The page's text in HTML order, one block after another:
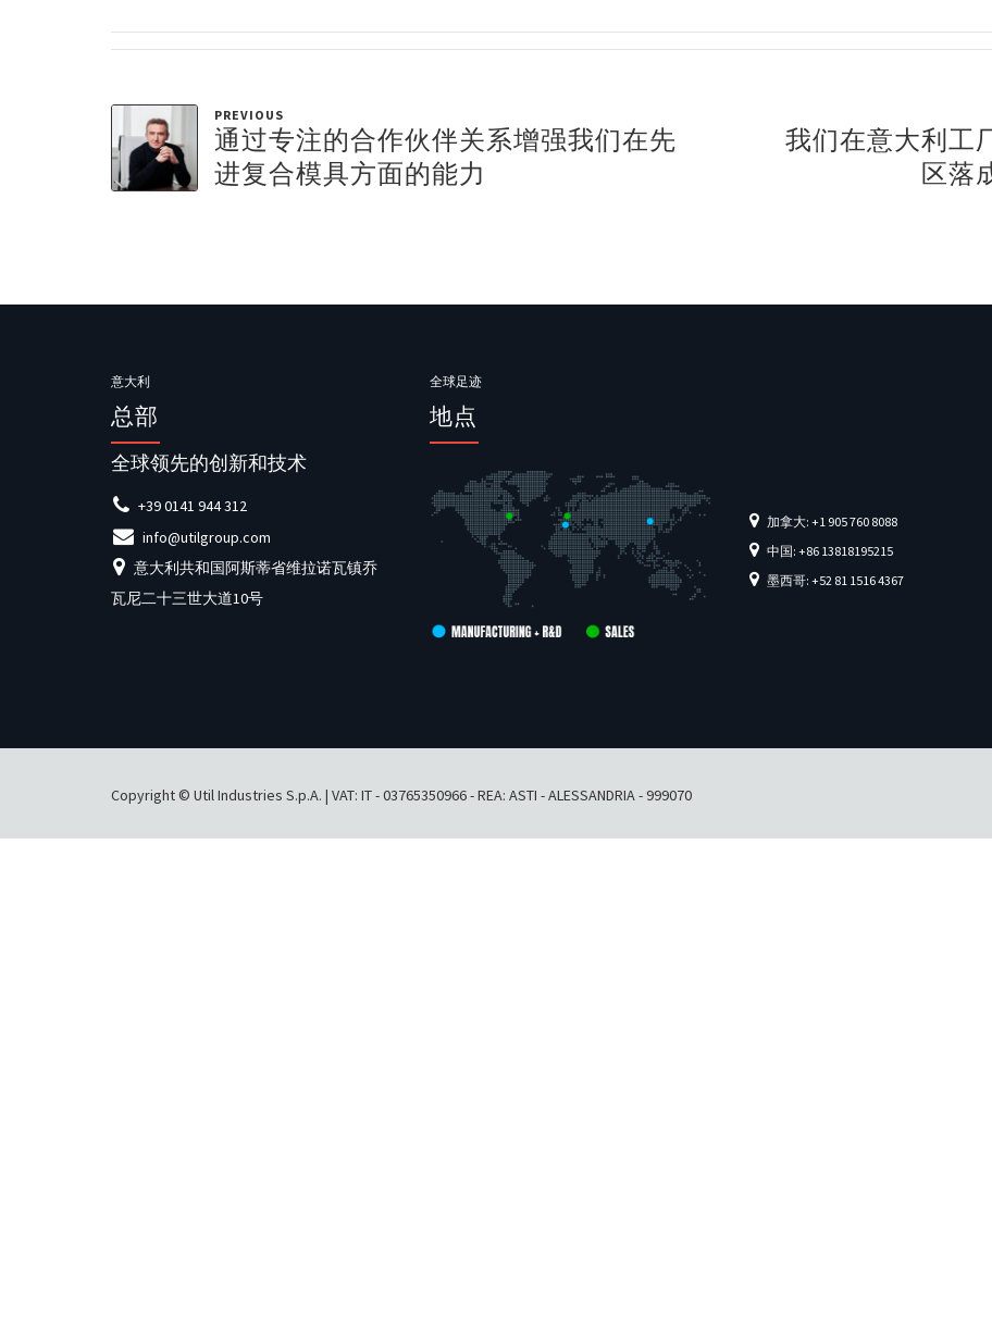
PREVIOUS
通过专注的合作伙伴关系增强我们在先
进复合模具方面的能力
我们在意大利工
区落
意大利
总部
全球领先的创新和技术
+39 0141 944 312
info@utilgroup.com
意大利共和国阿斯蒂省维拉诺瓦镇乔
瓦尼二十三世大道10号
全球足迹
地点
加拿大: +1 905 760 8088
中国: +86 13818195215
墨西哥: +52 81 1516 4367
Copyright © Util Industries S.p.A. | VAT: IT - 03765350966 - REA: ASTI - ALESSANDRIA - 999070